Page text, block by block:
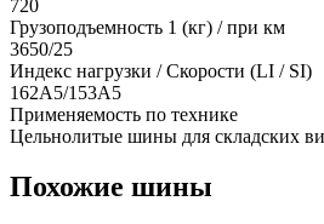
720
Грузоподъемность 1 (кг) / при км
3650/25
Индекс нагрузки / Скорости (LI / SI)
162A5/153A5
Применяемость по технике
Цельнолитые шины для складских
Похожие шины